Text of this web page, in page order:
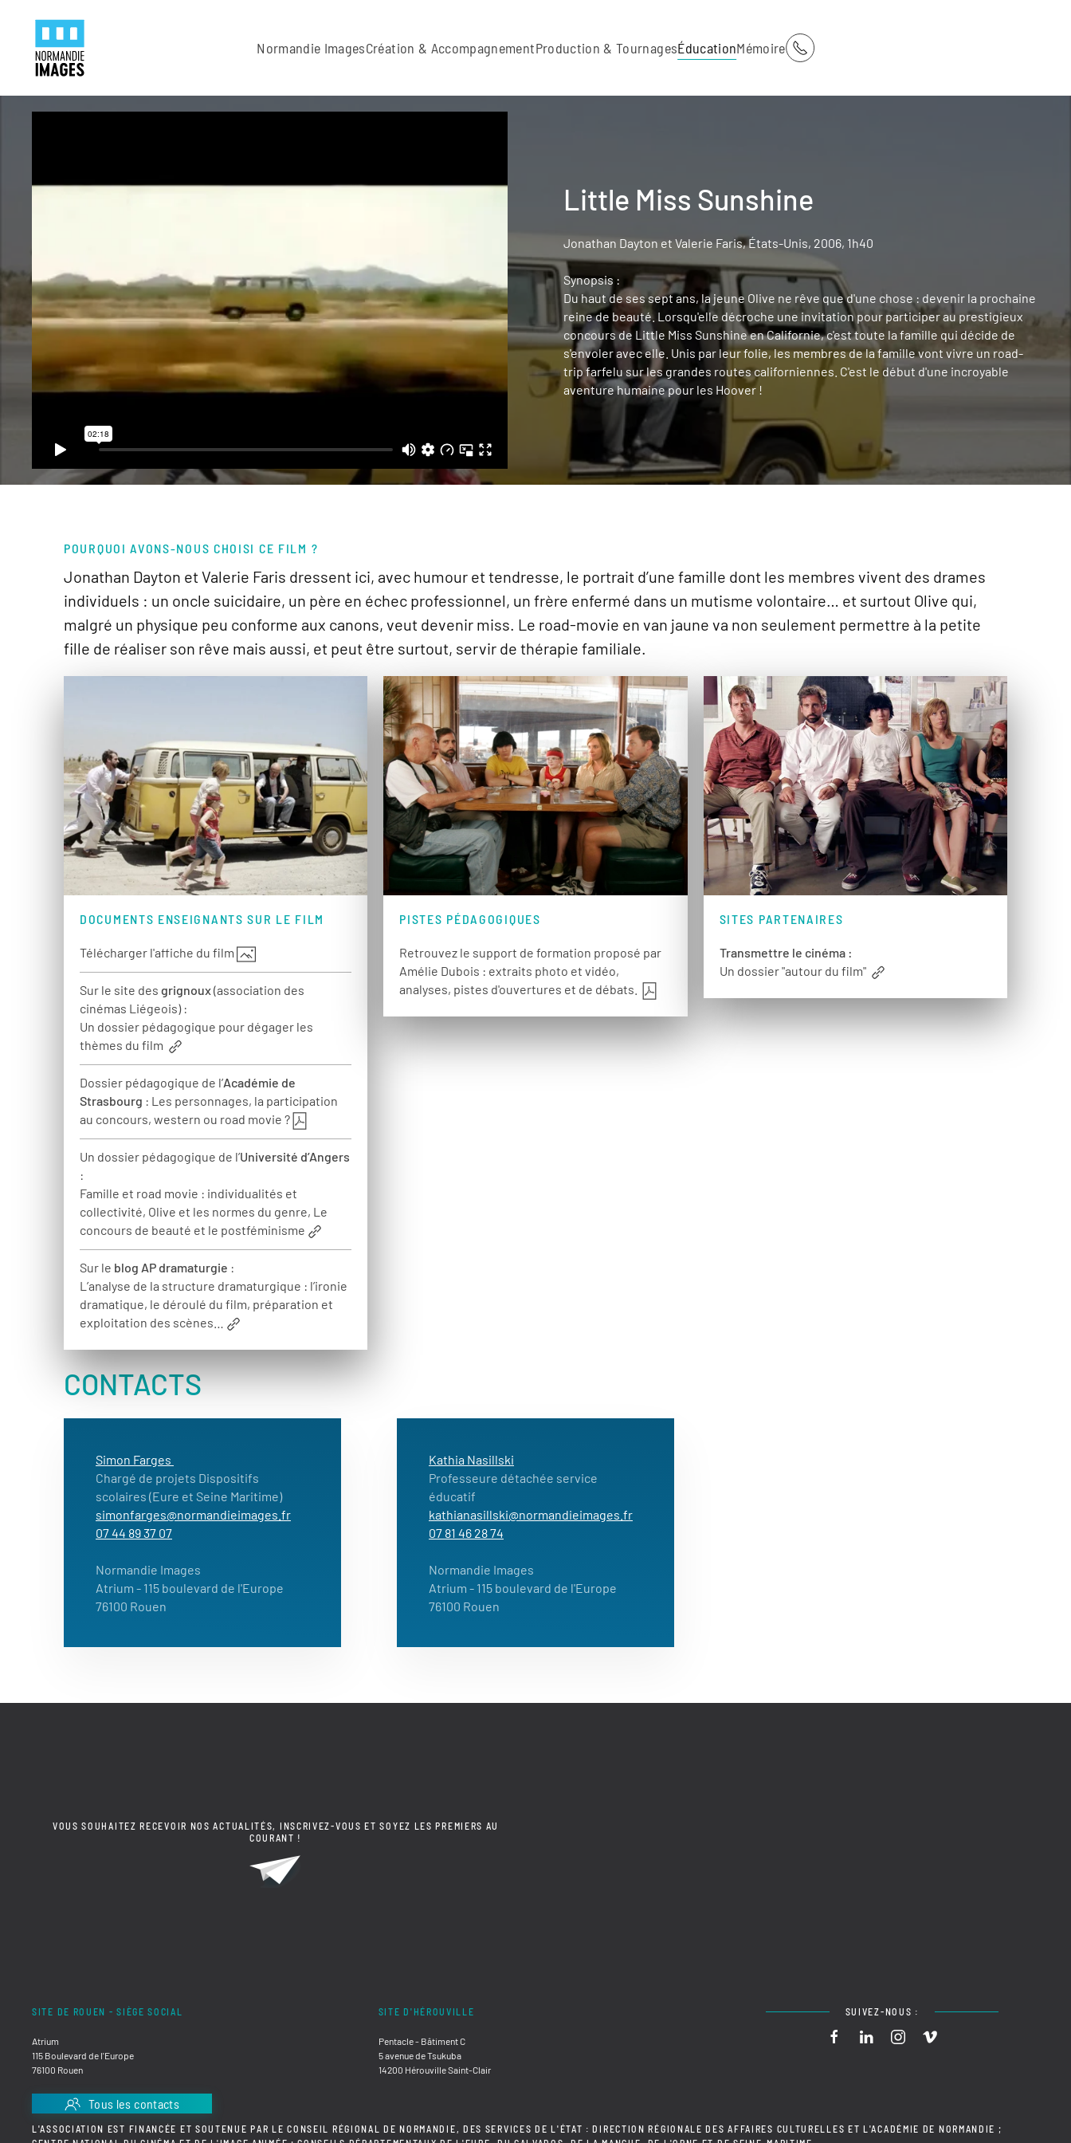
Skip to main content
Normandie ImagesCréation & AccompagnementProduction & TournagesÉducationMémoire
Little Miss Sunshine
Jonathan Dayton et Valerie Faris, États-Unis, 2006, 1h40
Synopsis :
Du haut de ses sept ans, la jeune Olive ne rêve que d'une chose : devenir la prochaine
reine de beauté. Lorsqu'elle décroche une invitation pour participer au prestigieux
concours de Little Miss Sunshine en Californie, c'est toute la famille qui décide de
s'envoler avec elle. Unis par leur folie, les membres de la famille vont vivre un road-
trip farfelu sur les grandes routes californiennes. C'est le début d'une incroyable
aventure humaine pour les Hoover !
POURQUOI AVONS-NOUS CHOISI CE FILM ?
Jonathan Dayton et Valerie Faris dressent ici, avec humour et tendresse, le portrait d’une famille dont les membres vivent des drames
individuels : un oncle suicidaire, un père en échec professionnel, un frère enfermé dans un mutisme volontaire… et surtout Olive qui,
malgré un physique peu conforme aux canons, veut devenir miss. Le road-movie en van jaune va non seulement permettre à la petite
fille de réaliser son rêve mais aussi, et peut être surtout, servir de thérapie familiale.
DOCUMENTS ENSEIGNANTS SUR LE FILM
Télécharger l'affiche du film
Sur le site des grignoux(association des
cinémas Liégeois) :
Un dossier pédagogique pour dégager les
thèmes du film
Dossier pédagogique de l’Académie de
Strasbourg : Les personnages, la participation
au concours, western ou road movie ?
Un dossier pédagogique de l’Université d’Angers
:
Famille et road movie : individualités et
collectivité, Olive et les normes du genre, Le
concours de beauté et le postféminisme
Sur le blog AP dramaturgie :
L’analyse de la structure dramaturgique : l’ironie
dramatique, le déroulé du film, préparation et
exploitation des scènes…
PISTES PÉDAGOGIQUES
Retrouvez le support de formation proposé par
Amélie Dubois : extraits photo et vidéo,
analyses, pistes d'ouvertures et de débats.
SITES PARTENAIRES
Transmettre le cinéma :
Un dossier "autour du film"
CONTACTS
Simon Farges
Chargé de projets Dispositifs
scolaires (Eure et Seine Maritime)
simonfarges@normandieimages.fr
07 44 89 37 07
Normandie Images
Atrium - 115 boulevard de l'Europe
76100 Rouen
Kathia Nasillski
Professeure détachée service
éducatif
kathianasillski@normandieimages.fr
07 81 46 28 74
Normandie Images
Atrium - 115 boulevard de l'Europe
76100 Rouen
VOUS SOUHAITEZ RECEVOIR NOS ACTUALITÉS, INSCRIVEZ-VOUS ET SOYEZ LES PREMIERS AU
COURANT !
SITE DE ROUEN - SIÈGE SOCIAL
Atrium
115 Boulevard de l'Europe
76100 Rouen
Tous les contacts
SITE D'HÉROUVILLE
Pentacle - Bâtiment C
5 avenue de Tsukuba
14200 Hérouville Saint-Clair
SUIVEZ-NOUS :
L'ASSOCIATION EST FINANCÉE ET SOUTENUE PAR LE CONSEIL RÉGIONAL DE NORMANDIE, DES SERVICES DE L'ÉTAT : DIRECTION RÉGIONALE DES AFFAIRES CULTURELLES ET L'ACADÉMIE DE NORMANDIE ;